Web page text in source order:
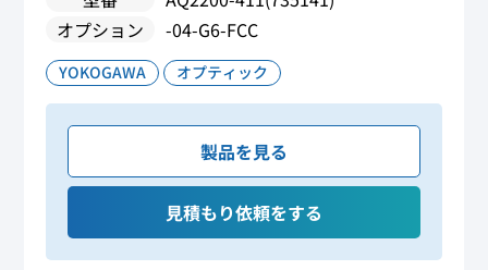
オプション
-04-G6-FCC
YOKOGAWA オプティック
製品を見る
見積もり依頼をする